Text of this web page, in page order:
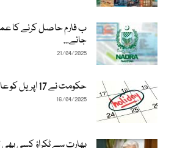
ب فارم حاصل کرنے کا
جانے...
21/04/2025
حکومت نے 17 اپریل کو عام تعطیل کا اعلان کر دیا
16/04/2025
بھارت سے ٹکراؤ کسی